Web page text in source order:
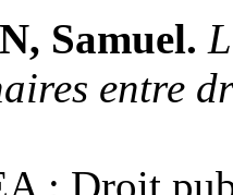
Samuel.
entre